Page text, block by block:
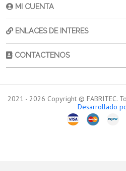
MI CUENTA
ENLACES DE INTERES
CONTACTENOS
2021 - 2026 Copyright © FABRITEC.
Desarrollado